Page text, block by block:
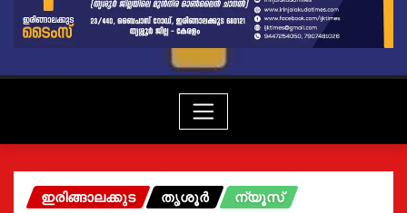
ഇരിങ്ങാലക്കുട തൃശൂർ ന്യൂസ്